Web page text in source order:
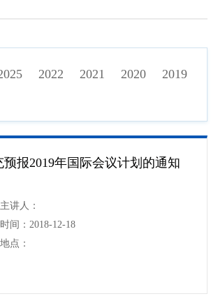
2022 2021 2020
2019
预报2019年国际会议计划的通知
主讲人：
时间：2018-12-18
地点：